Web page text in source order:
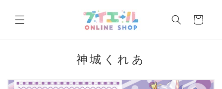
進む
ー
コ
神城くれあ